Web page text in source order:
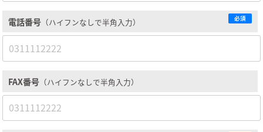
電話番号 （ハイフンなしで半角入力） 必須
FAX番号 （ハイフンなしで半角入力）